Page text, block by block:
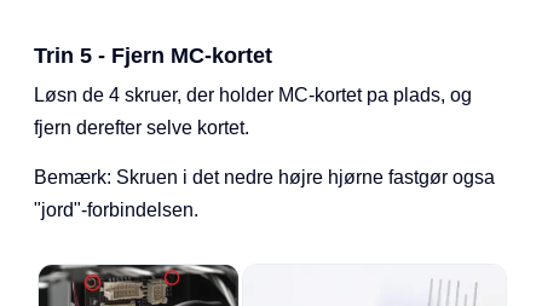
Trin 5 - Fjern MC-kortet
Løsn de 4 skruer, der holder MC-kortet pa plads, og
fjern derefter selve kortet.
Bemærk: Skruen i det nedre højre hjørne fastgør ogsa
"jord"-forbindelsen.